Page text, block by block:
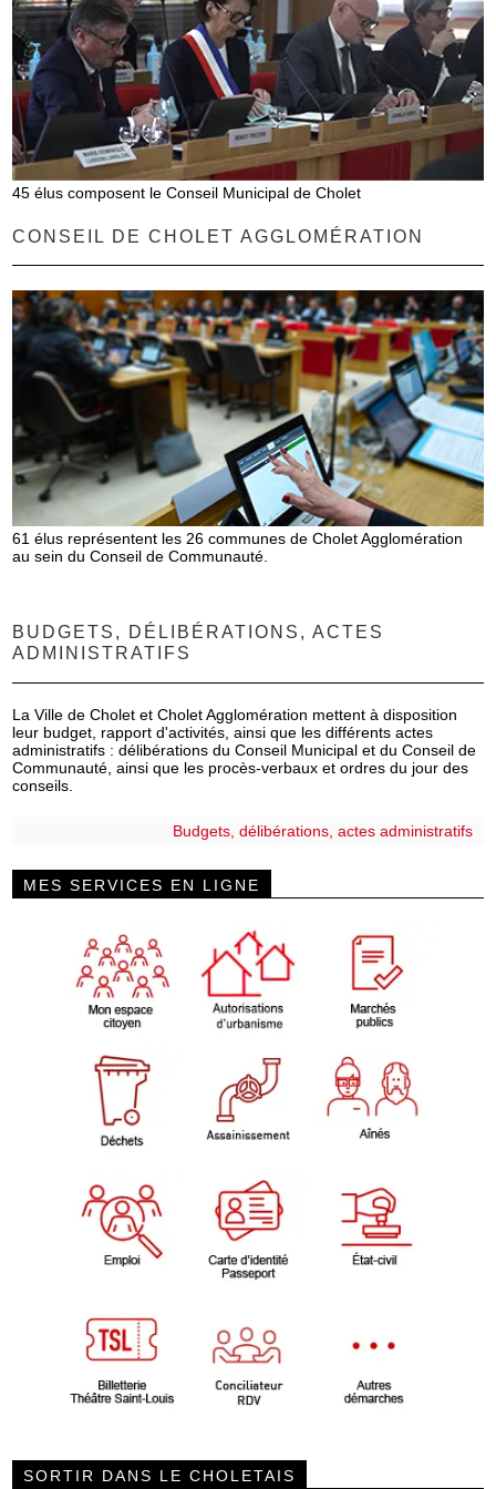
45 élus composent le Conseil Municipal de Cholet
CONSEIL DE CHOLET AGGLOMÉRATION
61 élus représentent les 26 communes de Cholet Agglomération
au sein du Conseil de Communauté.
BUDGETS, DÉLIBÉRATIONS, ACTES
ADMINISTRATIFS
La Ville de Cholet et Cholet Agglomération mettent à disposition
leur budget, rapport d'activités, ainsi que les différents actes
administratifs : délibérations du Conseil Municipal et du Conseil de
Communauté, ainsi que les procès-verbaux et ordres du jour des
conseils.
Budgets, délibérations, actes administratifs
MES SERVICES EN LIGNE
SORTIR DANS LE CHOLETAIS